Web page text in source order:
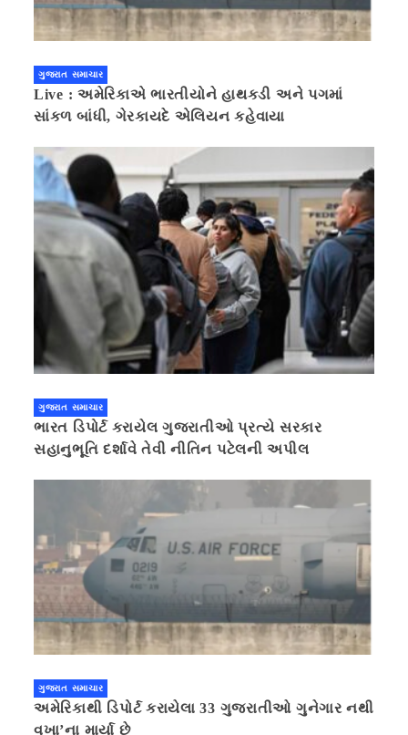
ગુજરાત સમાચાર
Live : અમેરિકાએ ભારતીયોને હાથકડી અને પગમાં
સાંકળ બાંધી, ગેરકાયદે એલિયન કહેવાયા
ગુજરાત સમાચાર
ભારત ડિપોર્ટ કરાયેલ ગુજરાતીઓ પ્રત્યે સરકાર
સહાનુભૂતિ દર્શાવે તેવી નીતિન પટેલની અપીલ
ગુજરાત સમાચાર
અમેરિકાથી ડિપોર્ટ કરાયેલા 33 ગુજરાતીઓ ગુનેગાર નથી
વખા’ના માર્યા છે